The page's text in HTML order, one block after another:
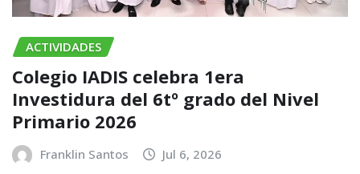
ACTIVIDADES
Colegio IADIS celebra 1era
Investidura del 6tº grado del Nivel
Primario 2026
Franklin Santos Jul 6, 2026